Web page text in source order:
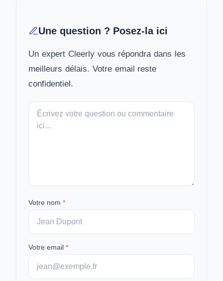
Une question ? Posez-la ici
Un expert Cleerly vous répondra dans les
meilleurs délais. Votre email reste
confidentiel.
Votre
message
Votre nom *
Votre email *